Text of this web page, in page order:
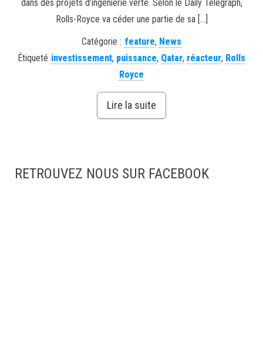
dans des projets d’ingénierie verte. Selon le Daily Telegraph,
Rolls-Royce va céder une partie de sa […]
Catégorie : feature, News
Étiqueté investissement, puissance, Qatar, réacteur, Rolls
Royce
Lire la suite
RETROUVEZ NOUS SUR FACEBOOK